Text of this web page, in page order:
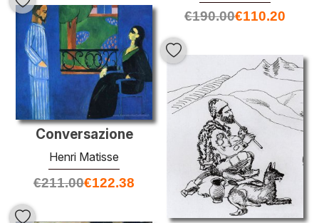
€190.00€110.20
Conversazione
Henri Matisse
€211.00€122.38